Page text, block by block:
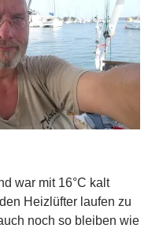
war mit 16°C kalt
Heizlüfter laufen zu
noch so bleiben wie